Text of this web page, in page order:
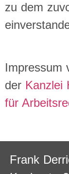
zu dem
Impressum
der Kanzlei
für
Frank